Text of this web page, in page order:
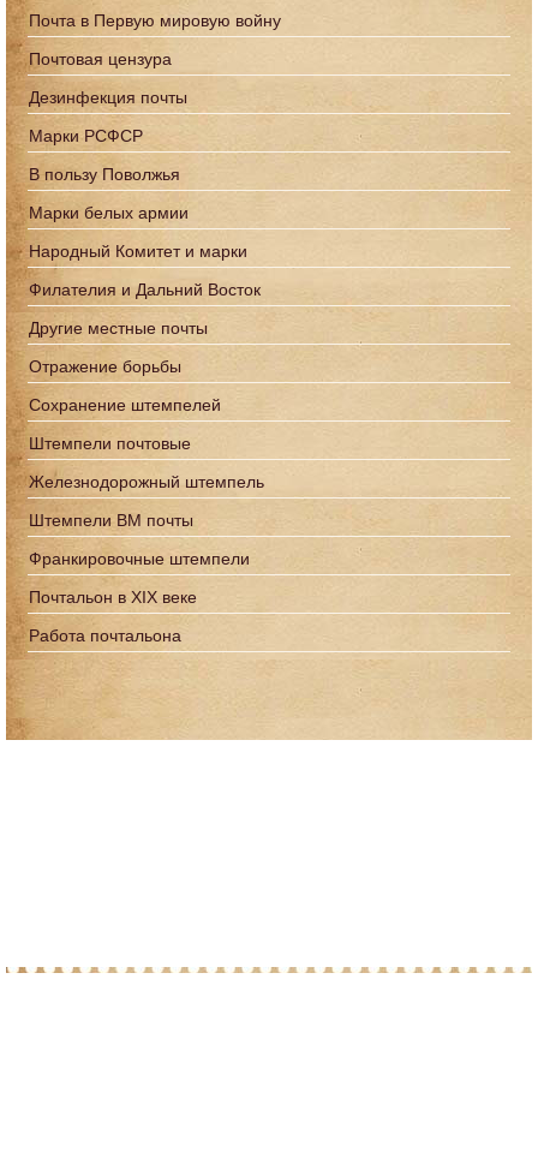
Почта в Первую мировую войну
Почтовая цензура
Дезинфекция почты
Марки РСФСР
В пользу Поволжья
Марки белых армии
Народный Комитет и марки
Филателия и Дальний Восток
Другие местные почты
Отражение борьбы
Сохранение штемпелей
Штемпели почтовые
Железнодорожный штемпель
Штемпели ВМ почты
Франкировочные штемпели
Почтальон в XIX веке
Работа почтальона